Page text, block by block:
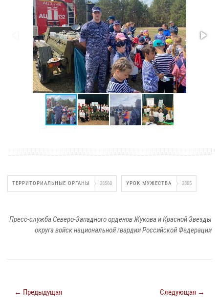
ТЕРРИТОРИАЛЬНЫЕ ОРГАНЫ 28560 УРОК МУЖЕСТВА 2305
Пресс-служба Северо-Западного орденов Жукова и Красной Звезды
округа войск национальной гвардии Российской Федерации
← Предыдущая Следующая →